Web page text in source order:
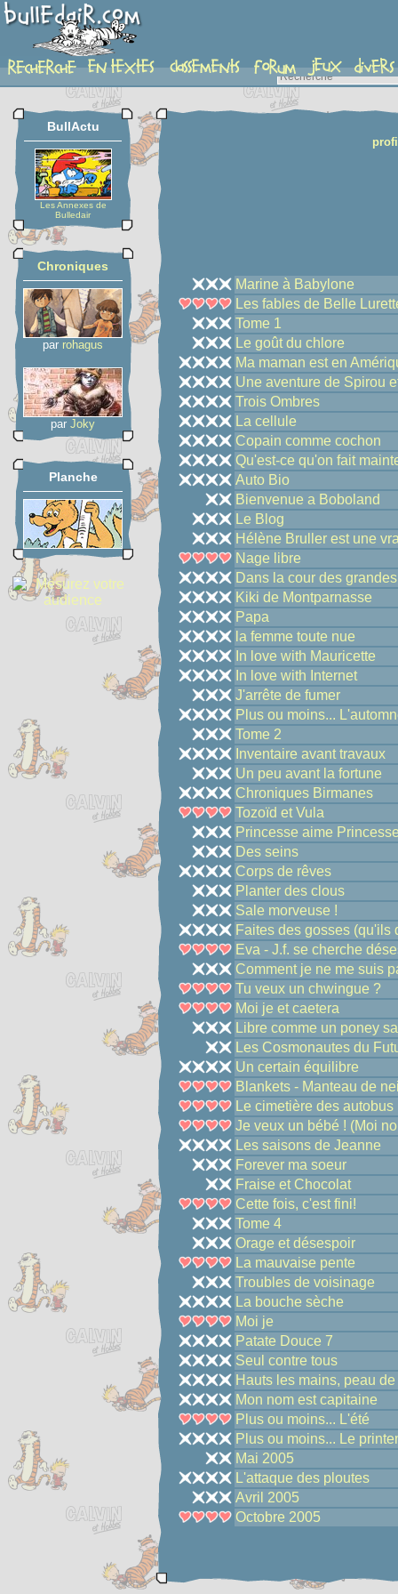
etoiles_profil
BullActu
Les Annexes de
Bulledair
Chroniques
par rohagus
par Joky
Planche
Marine à Babylone
Les fables de Belle
Tome 1
Le goût du chlore
Ma maman est en
Une aventure de Spirou
Trois Ombres
La cellule
Copain comme cochon
Qu'est-ce qu'on fait
Auto Bio
Bienvenue a Boboland
Le Blog
Hélène Bruller est une
Nage libre
Dans la cour des grandes
Kiki de Montparnasse
Papa
la femme toute nue
In love with Mauricette
In love with Internet
J'arrête de fumer
Plus ou moins...
Tome 2
Inventaire avant travaux
Un peu avant la fortune
Chroniques Birmanes
Tozoïd et Vula
Princesse aime
Des seins
Corps de rêves
Planter des clous
Sale morveuse !
Faites des gosses (qu'ils
Eva - J.f. se cherche
Comment je ne me suis
Tu veux un chwingue ?
Moi je et caetera
Libre comme un poney
Les Cosmonautes du
Un certain équilibre
Blankets - Manteau de
Le cimetière des autobus
Je veux un bébé ! (Moi
Les saisons de Jeanne
Forever ma soeur
Fraise et Chocolat
Cette fois, c'est fini!
Tome 4
Orage et désespoir
La mauvaise pente
Troubles de voisinage
La bouche sèche
Moi je
Patate Douce 7
Seul contre tous
Hauts les mains, peau
Mon nom est capitaine
Plus ou moins... L'été
Plus ou moins... Le
Mai 2005
L'attaque des ploutes
Avril 2005
Octobre 2005